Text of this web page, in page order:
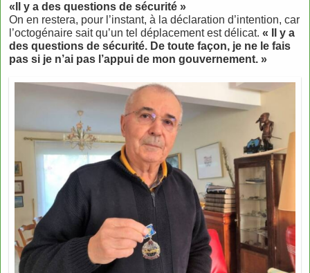
«Il y a des questions de sécurité »
On en restera, pour l’instant, à la déclaration d’intention, car
l’octogénaire sait qu’un tel déplacement est délicat. « Il y a
des questions de sécurité. De toute façon, je ne le fais
pas si je n’ai pas l’appui de mon gouvernement. »